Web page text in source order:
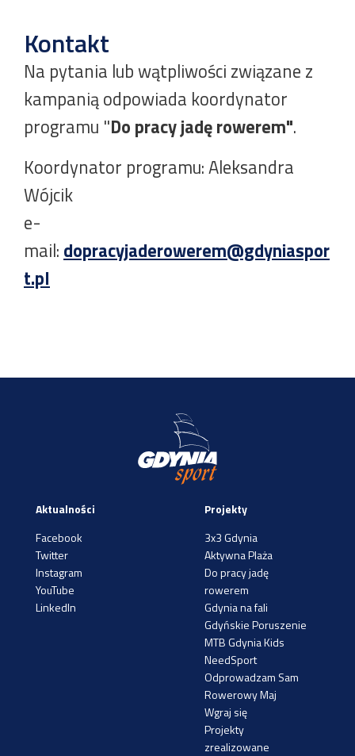
Kontakt
Na pytania lub wątpliwości związane z
kampanią odpowiada koordynator
programu "Do pracy jadę rowerem".
Koordynator programu: Aleksandra
Wójcik
e-
mail: dopracyjaderowerem@gdyniaspor
t.pl
Aktualności
Facebook
Twitter
Instagram
YouTube
LinkedIn
Projekty
3x3 Gdynia
Aktywna Plaża
Do pracy jadę
rowerem
Gdynia na fali
Gdyńskie Poruszenie
MTB Gdynia Kids
NeedSport
Odprowadzam Sam
Rowerowy Maj
Wgraj się
Projekty
zrealizowane